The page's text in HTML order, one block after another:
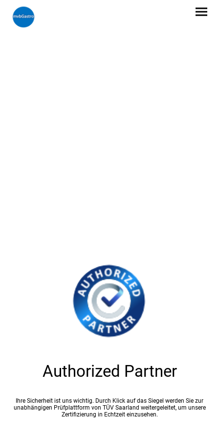
Authorized Partner
Ihre Sicherheit ist uns wichtig. Durch Klick auf das Siegel werden Sie zur
unabhängigen Prüfplattform von TÜV Saarland weitergeleitet, um unsere
Zertifizierung in Echtzeit einzusehen.